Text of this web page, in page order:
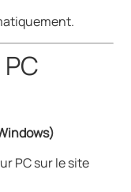
PC sur le site